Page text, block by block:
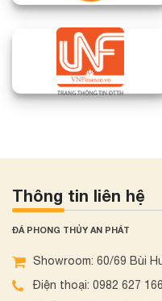
Thông tin liên hệ
ĐÁ PHONG THỦY AN PHÁT
Showroom: 60/69 Bùi
Điện thoại: 0982 627 166